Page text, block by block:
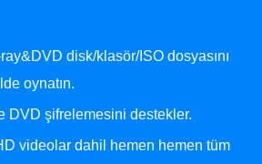
disk/klasör/ISO dosyasını
oynatın.
DVD şifrelemesini destekler.
videolar dahil hemen hemen tüm